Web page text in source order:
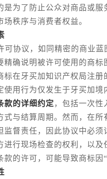
为了防止公众对商品或服
秩序与消费者权益。
议，如同精密的商业蓝
精确说明被许可使用的商
标在牙买加知识产权局注
使用行为仅发生于牙买加
款的详细约定 ，包括一次性
与结算周期。然而，在所
监督责任，因此协议中必
进行现场检查的权利，以
的许可，可能导致商标因